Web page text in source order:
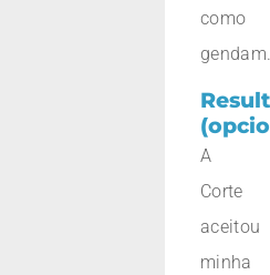
como
A
Corte
aceitou
minha